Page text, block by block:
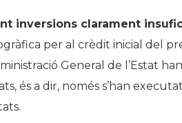
inversions clarament
per al crèdit inicial del
General de l’Estat
és a dir, només s’han